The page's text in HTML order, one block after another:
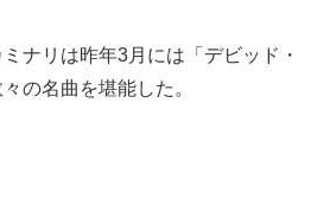
ナリは昨年3月には「デビッド・
の名曲を堪能した。